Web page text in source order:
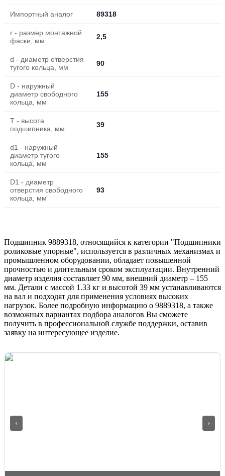
Импортный аналог 89318
r - размер монтажной
фаски, мм
2,5
d - диаметр отверстия
тугого кольца, мм
90
D - наружный
диаметр свободного
кольца, мм
155
T - высота
подшипника, мм
39
d1 - наружный
диаметр тугого
кольца, мм
155
D1 - диаметр
отверстия свободного
кольца, мм
93
Подшипник 9889318, относящийся к категории "Подшипники
роликовые упорные", используется в различных механизмах и
промышленном оборудовании, обладает повышенной
прочностью и длительным сроком эксплуатации. Внутренний
диаметр изделия составляет 90 мм, внешний диаметр – 155
мм. Детали с массой 1.33 кг и высотой 39 мм устанавливаются
на вал и подходят для применения условиях высоких
нагрузок. Более подробную информацию о 9889318, а также
возможных вариантах подбора аналогов Вы сможете
получить в профессиональной службе поддержки, оставив
заявку на интересующее изделие.
‹ ›